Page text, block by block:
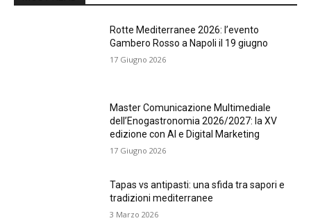
Rotte Mediterranee 2026: l’evento
Gambero Rosso a Napoli il 19 giugno
17 Giugno 2026
Master Comunicazione Multimediale
dell’Enogastronomia 2026/2027: la XV
edizione con AI e Digital Marketing
17 Giugno 2026
Tapas vs antipasti: una sfida tra sapori e
tradizioni mediterranee
3 Marzo 2026